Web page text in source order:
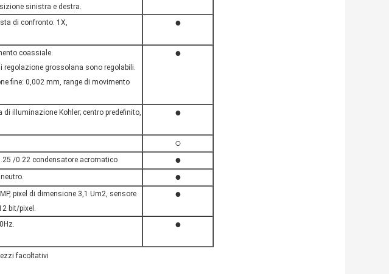
sinistra e destra.
di confronto: 1X,
●
coassiale.
regolazione grossolana sono regolabili.
fine: 0,002 mm, range di movimento
●
illuminazione Kohler; centro predefinito,
●
○
/0.22 condensatore acromatico ●
●
pixel di dimensione 3,1 Um2, sensore
bit/pixel.
●
●
facoltativi